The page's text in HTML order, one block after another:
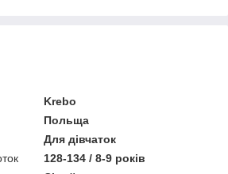
Krebo
Польща
Для дівчаток
128-134 / 8-9 років